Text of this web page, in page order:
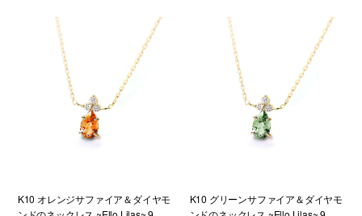
K10 オレンジサファイア＆ダイヤモ
K10 グリーンサファイア＆ダイヤモ